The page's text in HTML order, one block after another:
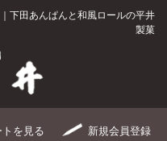
下田あんぱんと和風ロールの平井
製菓
を見る 新規会員登録